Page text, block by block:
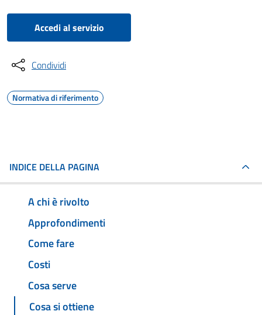
Accedi al servizio
Condividi
Normativa di riferimento
INDICE DELLA PAGINA
A chi è rivolto
Approfondimenti
Come fare
Costi
Cosa serve
Cosa si ottiene